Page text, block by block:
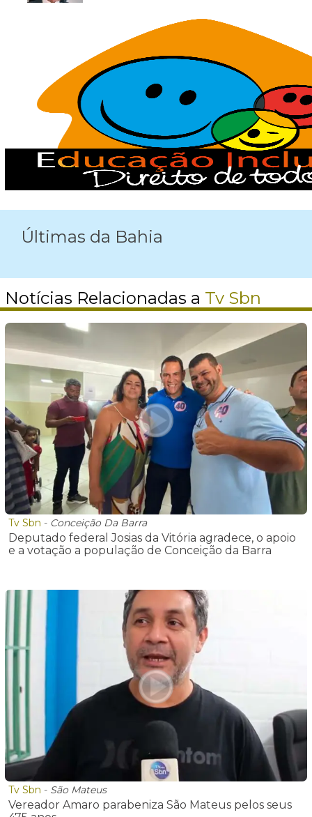
Últimas da Bahia
Notícias Relacionadas a Tv Sbn
Tv Sbn - Conceição Da Barra
Deputado federal Josias da Vitória agradece, o apoio
e a votação a população de Conceição da Barra
Tv Sbn - São Mateus
Vereador Amaro parabeniza São Mateus pelos seus